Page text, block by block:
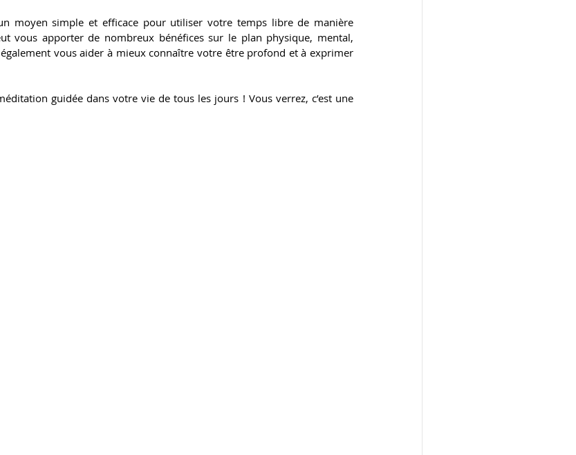
moyen simple et efficace pour utiliser votre temps libre de manière
vous apporter de nombreux bénéfices sur le plan physique, mental,
vous aider à mieux connaître votre être profond et à exprimer
guidée dans votre vie de tous les jours ! Vous verrez, c’est une